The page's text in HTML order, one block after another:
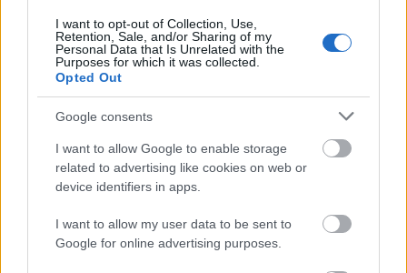
I want to opt-out of Collection, Use,
Retention, Sale, and/or Sharing of my
Personal Data that Is Unrelated with the
Purposes for which it was collected.
Opted Out
Google consents
I want to allow Google to enable storage
related to advertising like cookies on web or
device identifiers in apps.
I want to allow my user data to be sent to
Google for online advertising purposes.
859. BEKIÁLTÁS: Putyin már-már
lázító beszéde
A mindenkire kiterjedő szociális intézkedésekben